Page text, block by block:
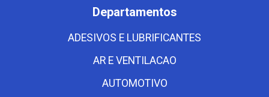
Departamentos
ADESIVOS E LUBRIFICANTES
AR E VENTILACAO
AUTOMOTIVO